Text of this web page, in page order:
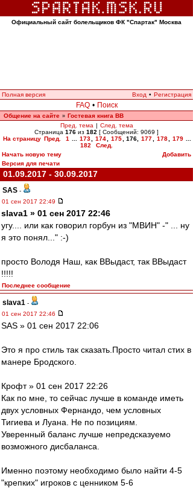
Официальный сайт болельщиков ФК "Спартак" Москва
Полная версия Вход • Регистрация
FAQ • Поиск
Общение на сайте » Гостевая книга ВВ
Пред. тема | След. тема
Страница 176 из 182 [ Сообщений: 9069 ]
На страницу Пред. 1 173 174 175 176, 177 178 179
182
След.
Начать новую тему
Добавить
Версия для печати
01.09.2017 - 30.09.2017
SAS -
01 сен 2017 22:49
slava1 » 01 сен 2017 22:46
угу.... или как говорил горбун из "МВИН" -" ... ну
я это понял..." :-)
просто Володя Наш, как ВВыдаст, так ВВыдаст
!!!!!
Последнее сообщение
slava1 -
01 сен 2017 22:46
SAS » 01 сен 2017 22:06
Это я про стиль так сказать.Просто читал стих в
манере Бродского.
Крофт » 01 сен 2017 22:26
Как по мне, то сейчас лучше в команде иметь
двух условных Фернандо, чем условных
Тигиева и Луана. Не по позициям.
Уверенный баланс лучше непредсказуемо
возможного дисбаланса.
Именно поэтому необходимо было найти 4-5
"крепких" игроков с ценником 5-6